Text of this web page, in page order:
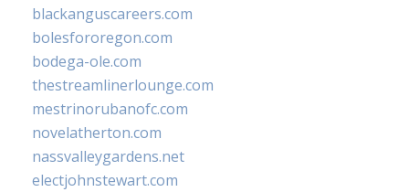
blackanguscareers.com
bolesfororegon.com
bodega-ole.com
thestreamlinerlounge.com
mestrinorubanofc.com
novelatherton.com
nassvalleygardens.net
electjohnstewart.com